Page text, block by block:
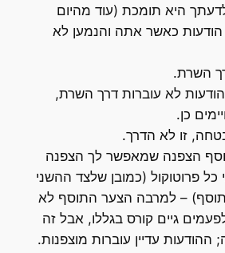
היא תומכת (עוד מהיום
כאשר אתה והנמען לא
השרת.
לא עוברות דרך השרת,
כן.
זו לא הדרך.
הצפנה שמאפשר לך הצפנה
כל פרוטוקול (כמובן שלצד ההשני
– למרבה הצער התוסף לא
גיים קורס בגללו, אבל זה
עדיין עוברות מוצפנות.